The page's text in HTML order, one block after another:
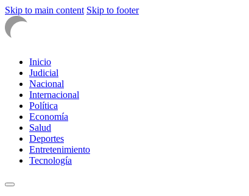
Skip to main content Skip to footer
Inicio
Judicial
Nacional
Internacional
Política
Economía
Salud
Deportes
Entretenimiento
Tecnología